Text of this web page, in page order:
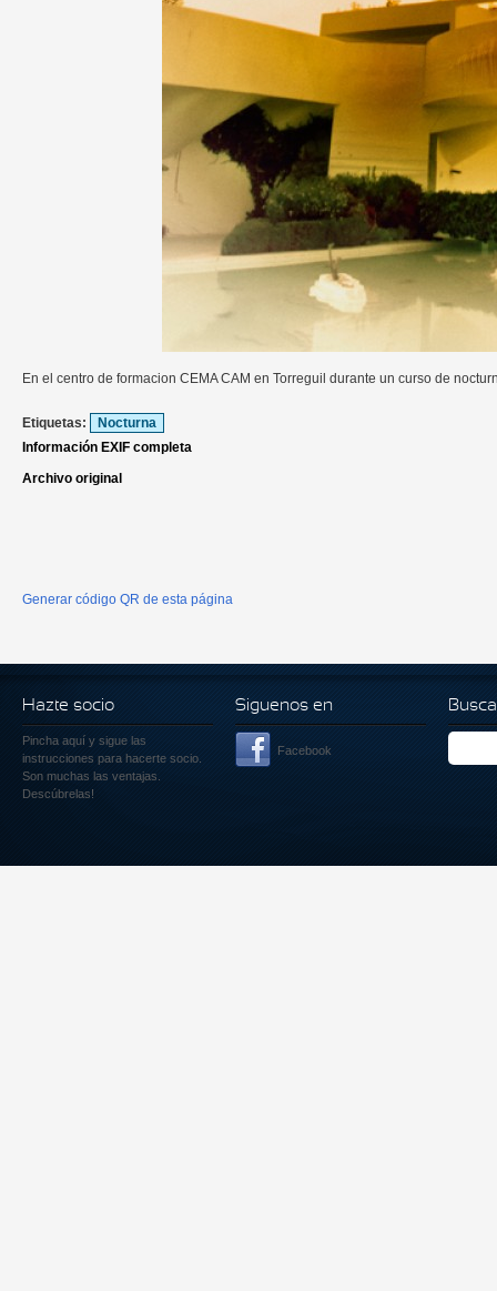
En el centro de formacion CEMA CAM en Torreguil durante un curso de
Etiquetas:
Nocturna
Información EXIF completa
Archivo original
Generar código QR de esta página
Hazte socio
Pincha aquí y sigue las
instrucciones para hacerte socio.
Son muchas las ventajas.
Descúbrelas!
Siguenos en
Facebook